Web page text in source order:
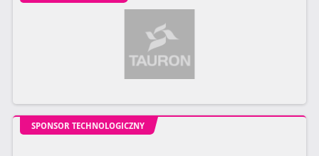
SPONSOR TECHNOLOGICZNY